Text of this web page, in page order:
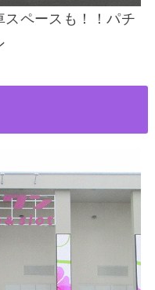
スペースも！！パチ